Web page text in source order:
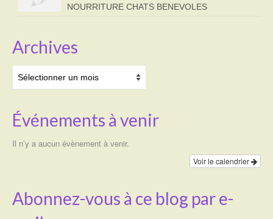
NOURRITURE CHATS BENEVOLES
Archives
Événements à venir
Il n’y a aucun évènement à venir.
Voir le calendrier
Abonnez-vous à ce blog par e-